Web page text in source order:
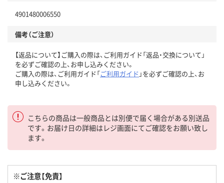
4901480006550
備考（ご注意）
【返品について】ご購入の際は、ご利用ガイド「返品・交換について」
を必ずご確認の上、お申し込みください。
ご購入の際は、ご利用ガイド「ご利用ガイド 」を必ずご確認の上、お
申し込みください。
こちらの商品は一般商品とは別便で届く場合がある別送品
です。お届け日の詳細はレジ画面にてご確認をお願い致し
ます。
※ご注意【免責】